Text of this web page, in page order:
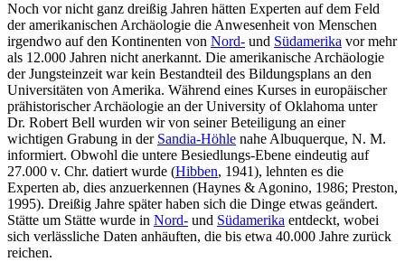
Noch vor nicht ganz dreißig Jahren hätten Experten auf dem Feld
der amerikanischen Archäologie die Anwesenheit von Menschen
irgendwo auf den Kontinenten von Nord- und Südamerika vor mehr
als 12.000 Jahren nicht anerkannt. Die amerikanische Archäologie
der Jungsteinzeit war kein Bestandteil des Bildungsplans an den
Universitäten von Amerika. Während eines Kurses in europäischer
prähistorischer Archäologie an der University of Oklahoma unter
Dr. Robert Bell wurden wir von seiner Beteiligung an einer
wichtigen Grabung in der Sandia-Höhle nahe Albuquerque, N. M.
informiert. Obwohl die untere Besiedlungs-Ebene eindeutig auf
27.000 v. Chr. datiert wurde (Hibben, 1941), lehnten es die
Experten ab, dies anzuerkennen (Haynes & Agonino, 1986; Preston,
1995). Dreißig Jahre später haben sich die Dinge etwas geändert.
Stätte um Stätte wurde in Nord- und Südamerika entdeckt, wobei
sich verlässliche Daten anhäuften, die bis etwa 40.000 Jahre zurück
reichen.